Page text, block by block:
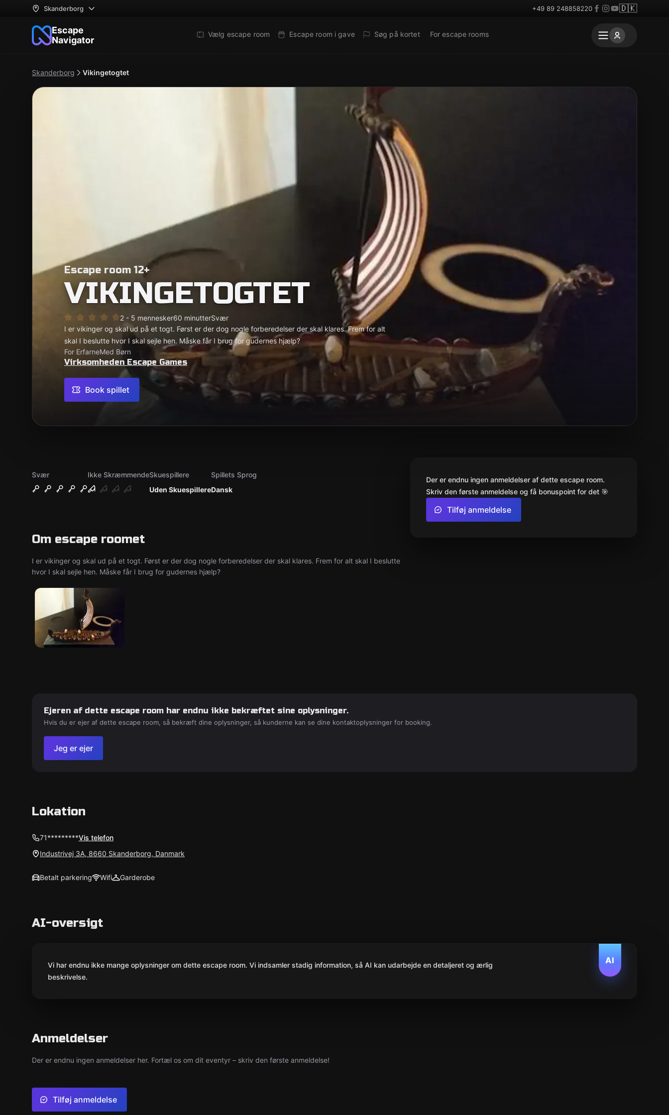
Skanderborg +49 89 248858220 🇩🇰
Escape
Navigator
Vælg escape room Escape room i gave Søg på kortet For escape rooms
Skanderborg Vikingetogtet
Escape room 12+
VIKINGETOGTET
2 - 5 mennesker60 minutterSvær
I er vikinger og skal ud på et togt. Først er der dog nogle forberedelser der skal klares. Frem for alt
skal I beslutte hvor I skal sejle hen. Måske får I brug for gudernes hjælp?
For ErfarneMed Børn
Virksomheden Escape Games
Book spillet
Svær
Ikke Skræmmende
Uden Skuespillere
Skuespillere
Dansk
Spillets Sprog
Om escape roomet
I er vikinger og skal ud på et togt. Først er der dog nogle forberedelser der skal klares. Frem for alt skal I beslutte
hvor I skal sejle hen. Måske får I brug for gudernes hjælp?
Der er endnu ingen anmeldelser af dette escape room.
Skriv den første anmeldelse og få bonuspoint for det 🎯
Tilføj anmeldelse
Ejeren af dette escape room har endnu ikke bekræftet sine oplysninger.
Hvis du er ejer af dette escape room, så bekræft dine oplysninger, så kunderne kan se dine kontaktoplysninger for booking.
Jeg er ejer
Lokation
71*********Vis telefon
Industrivej 3A, 8660 Skanderborg, Danmark
Betalt parkering Wifi Garderobe
AI-oversigt
AI
Vi har endnu ikke mange oplysninger om dette escape room. Vi indsamler stadig information, så AI kan udarbejde en detaljeret og ærlig
beskrivelse.
Anmeldelser
Der er endnu ingen anmeldelser her. Fortæl os om dit eventyr – skriv den første anmeldelse!
Tilføj anmeldelse